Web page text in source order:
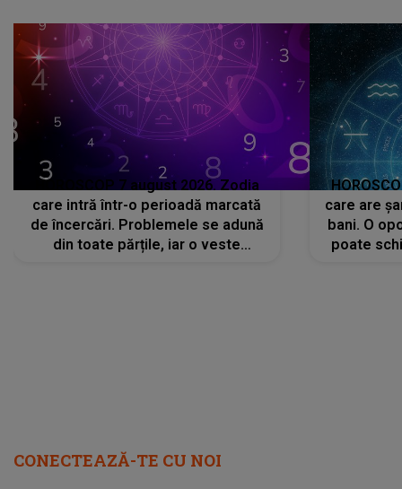
HOROSCOP 7 august 2026. Zodia
care intră într-o perioadă marcată
de încercări. Problemele se adună
din toate părțile, iar o veste
care are
bani. O
poate
CONECTEAZĂ-TE CU NOI